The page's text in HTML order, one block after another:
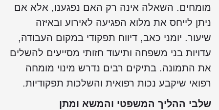
מומחים. השאלה אינה רק האם נפגענו, אלא אם
ניתן לייחס את מלוא הפגיעה לאירוע ובאיזה
שיעור. יומני כאב, דיווח תפקודי במקום העבודה,
עדויות בני משפחה ותיעוד חזותי מסייעים להשלים
את התמונה. בתיקים רבים נדרש מינוי מומחה
רפואי שיקבע נכות רפואית והשלכות תפקודיות.
שלבי ההליך המשפטי והמשא ומתן